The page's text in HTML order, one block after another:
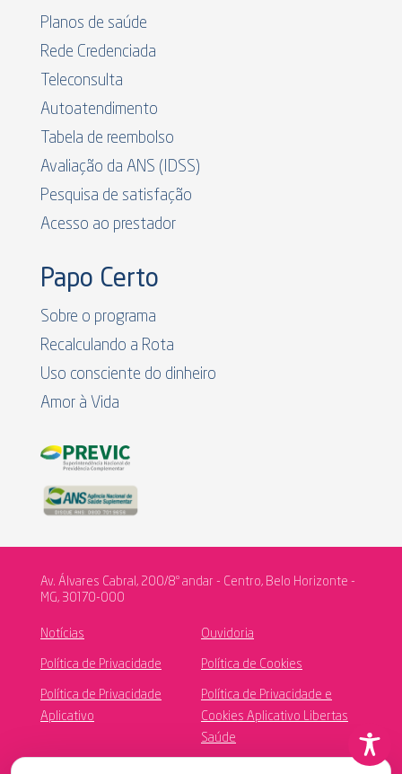
Planos de saúde
Rede Credenciada
Teleconsulta
Autoatendimento
Tabela de reembolso
Avaliação da ANS (IDSS)
Pesquisa de satisfação
Acesso ao prestador
Papo Certo
Sobre o programa
Recalculando a Rota
Uso consciente do dinheiro
Amor à Vida
Av. Álvares Cabral, 200/8º andar - Centro, Belo Horizonte -
MG, 30170-000
Notícias Ouvidoria
Política de Privacidade Política de Cookies
Política de Privacidade
Aplicativo
Política de Privacidade e
Cookies Aplicativo Libertas
Saúde